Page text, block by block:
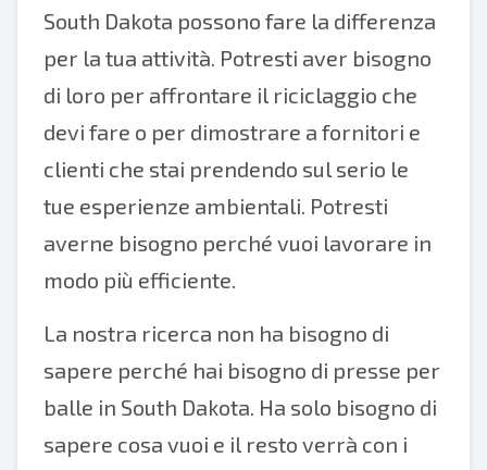
South Dakota possono fare la differenza
per la tua attività. Potresti aver bisogno
di loro per affrontare il riciclaggio che
devi fare o per dimostrare a fornitori e
clienti che stai prendendo sul serio le
tue esperienze ambientali. Potresti
averne bisogno perché vuoi lavorare in
modo più efficiente.
La nostra ricerca non ha bisogno di
sapere perché hai bisogno di presse per
balle in South Dakota. Ha solo bisogno di
sapere cosa vuoi e il resto verrà con i